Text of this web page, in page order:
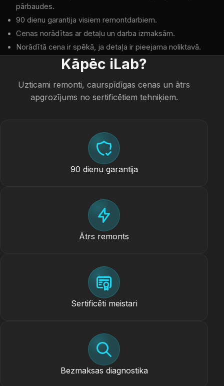
pārbaudes.
90 dienu garantija visiem remontdarbiem.
Cenas norādītas ar detaļu un darba izmaksām.
Norādītā cena ir spēkā, ja detaļa ir pieejama noliktavā.
Kāpēc iLab?
Uzticami remonti, caurspīdīgas cenas un ātrs
apgrozījums no sertificētiem tehniķiem.
90 dienu garantija
Ātrs remonts
Sertificēti meistari
Bezmaksas diagnostika